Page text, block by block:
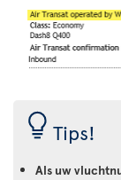
Tips!
Als uw